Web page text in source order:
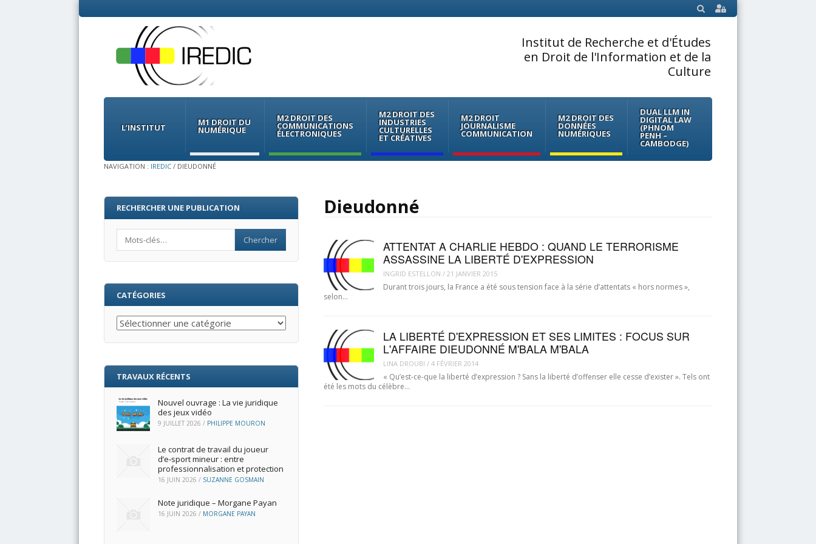
SEARCH
Institut de Recherche et d'Études
en Droit de l'Information et de la
Culture
Menu
Skip
contentL’INSTITUT M1 DROIT DU
NUMÉRIQUE
M2 DROIT DES
COMMUNICATIONS
ÉLECTRONIQUES
M2 DROIT DES
INDUSTRIES
CULTURELLES
ET CRÉATIVES
M2 DROIT
JOURNALISME
COMMUNICATION
M2 DROIT DES
DONNÉES
NUMÉRIQUES
DUAL LLM IN
DIGITAL LAW
(PHNOM
PENH –
CAMBODGE)
NAVIGATION : IREDIC / DIEUDONNÉ
Dieudonné
ATTENTAT A CHARLIE HEBDO : QUAND LE TERRORISME
ASSASSINE LA LIBERTÉ D'EXPRESSION
INGRID ESTELLON / 21 JANVIER 2015
Durant trois jours, la France a été sous tension face à la série d’attentats « hors normes »,
selon…
LA LIBERTÉ D'EXPRESSION ET SES LIMITES : FOCUS SUR
L'AFFAIRE DIEUDONNÉ M'BALA M'BALA
LINA DROUBI / 4 FÉVRIER 2014
« Qu’est-ce-que la liberté d’expression ? Sans la liberté d’offenser elle cesse d’exister ». Tels ont
été les mots du célèbre…
RECHERCHER UNE PUBLICATION
CATÉGORIES
Catégories
TRAVAUX RÉCENTS
Nouvel ouvrage : La vie juridique
des jeux vidéo
9 JUILLET 2026 / PHILIPPE MOURON
Le contrat de travail du joueur
d’e‑sport mineur : entre
professionnalisation et protection
16 JUIN 2026 / SUZANNE GOSMAIN
Note juridique – Morgane Payan
16 JUIN 2026 / MORGANE PAYAN